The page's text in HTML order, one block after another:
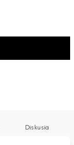
Diskusia